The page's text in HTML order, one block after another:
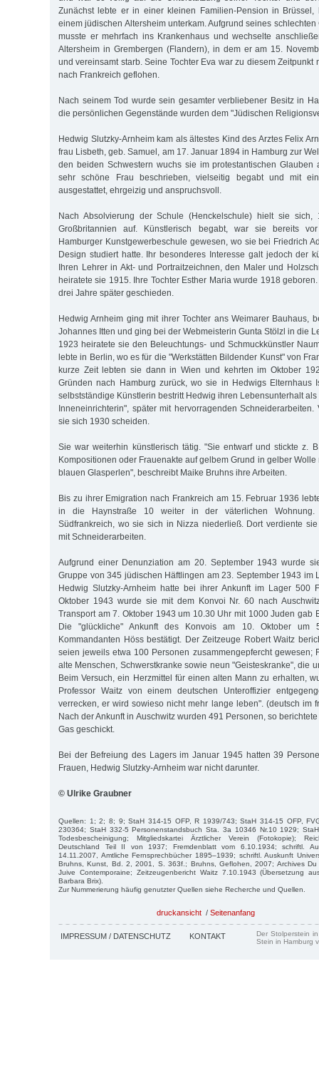
Zunächst lebte er in einer kleinen Familien-Pension in
einem jüdischen Altersheim unterkam. Aufgrund seines
musste er mehrfach ins Krankenhaus und wechselte
Altersheim in Grembergen (Flandern), in dem er am 15.
und vereinsamt starb. Seine Tochter Eva war zu diesem Zeitpunkt
nach Frankreich geflohen.
Nach seinem Tod wurde sein gesamter verbliebener Besitz in
die persönlichen Gegenstände wurden dem "Jüdischen
Hedwig Slutzky-Arnheim kam als ältestes Kind des Arztes Felix
frau Lisbeth, geb. Samuel, am 17. Januar 1894 in Hamburg zur
den beiden Schwestern wuchs sie im protestantischen Glauben
sehr schöne Frau beschrieben, vielseitig begabt und mit
ausgestattet, ehrgeizig und anspruchsvoll.
Nach Absolvierung der Schule (Henckelschule) hielt sie
Großbritannien auf. Künstlerisch begabt, war sie bereits
Hamburger Kunstgewerbeschule gewesen, wo sie bei Friedrich
Design studiert hatte. Ihr besonderes Interesse galt jedoch der
Ihren Lehrer in Akt- und Portraitzeichnen, den Maler und
heiratete sie 1915. Ihre Tochter Esther Maria wurde 1918
drei Jahre später geschieden.
Hedwig Arnheim ging mit ihrer Tochter ans Weimarer Bauhaus,
Johannes Itten und ging bei der Webmeisterin Gunta Stölzl in die
1923 heiratete sie den Beleuchtungs- und Schmuckkünstler
lebte in Berlin, wo es für die "Werkstätten Bildender Kunst" von
kurze Zeit lebten sie dann in Wien und kehrten im Oktober
Gründen nach Hamburg zurück, wo sie in Hedwigs Elternhaus
selbstständige Künstlerin bestritt Hedwig ihren Lebensunterhalt
Inneneinrichterin", später mit hervorragenden Schneiderarbeiten.
sie sich 1930 scheiden.
Sie war weiterhin künstlerisch tätig. "Sie entwarf und stickte z.
Kompositionen oder Frauenakte auf gelbem Grund in gelber
blauen Glasperlen", beschreibt Maike Bruhns ihre Arbeiten.
Bis zu ihrer Emigration nach Frankreich am 15. Februar 1936
in die Haynstraße 10 weiter in der väterlichen Wohnung.
Südfrankreich, wo sie sich in Nizza niederließ. Dort verdiente
mit Schneiderarbeiten.
Aufgrund einer Denunziation am 20. September 1943 wurde
Grup­pe von 345 jüdischen Häftlingen am 23. September 1943 im
Hedwig Slutzky-Arnheim hatte bei ihrer Ankunft im Lager 500
Oktober 1943 wurde sie mit dem Konvoi Nr. 60 nach
Transport am 7. Okto­ber 1943 um 10.30 Uhr mit 1000 Juden gab
Die "glückliche" Ankunft des Konvois am 10. Oktober um
Kommandanten Höss bestätigt. Der Zeitzeuge Robert Waitz
seien jeweils etwa 100 Personen zusammengepfercht gewesen;
alte Menschen, Schwerstkranke sowie neun "Geisteskranke", die
Beim Versuch, ein Herzmittel für einen alten Mann zu erhalten,
Professor Waitz von einem deutschen Unteroffizier
verrecken, er wird sowieso nicht mehr lange leben". (deutsch im
Nach der Ankunft in Auschwitz wurden 491 Personen, so
Gas geschickt.
Bei der Befreiung des Lagers im Januar 1945 hatten 39
Frauen, Hedwig Slutzky-Arnheim war nicht darunter.
© Ulrike Graubner
Quellen: 1; 2; 8; 9; StaH 314-15 OFP, R 1939/743; StaH 314-15 OFP,
230364; StaH 332-5 Personenstandsbuch Sta. 3a 10346 Nr.10 1929;
Todesbescheinigung; Mitgliedskartei Ärztlicher Verein (Fotokopie);
Deutschland Teil II von 1937; Fremdenblatt vom 6.10.1934; schriftl.
14.11.2007, Amtliche Fernsprechbücher 1895–1939; schriftl. Auskunft
Bruhns, Kunst, Bd. 2, 2001, S. 363f.; Bruhns, Geflohen, 2007; Archives Du
Juive Contemporaine; Zeitzeugenbericht Waitz 7.10.1943 (Übersetzung
Barbara Brix).
Zur Nummerierung häufig genutzter Quellen siehe Recherche und Quellen.
druckansicht / Seitenanfang
IMPRESSUM / DATENSCHUTZ KONTAKT
Der Stolperstein
Stein in Hamburg